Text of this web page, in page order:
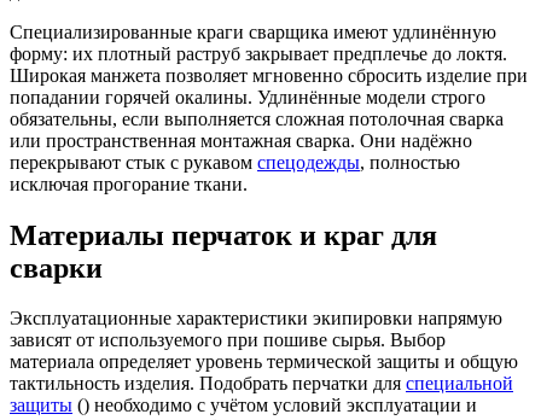
Специализированные краги сварщика имеют удлинённую
форму: их плотный раструб закрывает предплечье до локтя.
Широкая манжета позволяет мгновенно сбросить изделие при
попадании горячей окалины. Удлинённые модели строго
обязательны, если выполняется сложная потолочная сварка
или пространственная монтажная сварка. Они надёжно
перекрывают стык с рукавом спецодежды, полностью
исключая прогорание ткани.
Материалы перчаток и краг для
сварки
Эксплуатационные характеристики экипировки напрямую
зависят от используемого при пошиве сырья. Выбор
материала определяет уровень термической защиты и общую
тактильность изделия. Подобрать перчатки для специальной
защиты () необходимо с учётом условий эксплуатации и